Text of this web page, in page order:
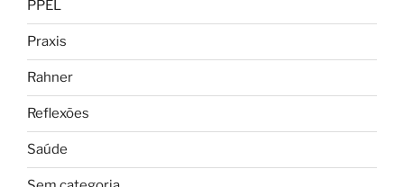
PPEL
Praxis
Rahner
Reflexões
Saúde